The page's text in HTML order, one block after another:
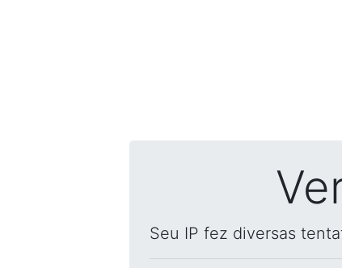
Seu IP fez diversas